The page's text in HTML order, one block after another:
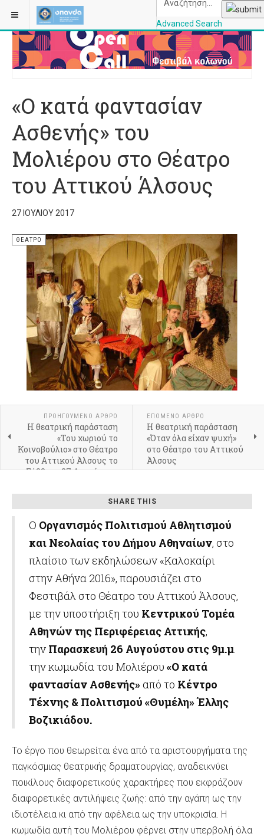
Advanced Search
ΒΡΊΣΚΕΣΤΕ ΕΔΏ: ΑΡΧΙΚΉ
«Ο κατά φαντασίαν
Ασθενής» του
Μολιέρου στο Θέατρο
του Αττικού Άλσους
27 ΙΟΥΛΊΟΥ 2017
ΘΈΑΤΡΟ
ΠΡΟΗΓΟΎΜΕΝΟ ΆΡΘΡΟ
Η θεατρική παράσταση
«Του χωριού το
Κοινοβούλιο» στο Θέατρο
του Αττικού Άλσους το
Σάββατο 27 Αυγούστου
ΕΠΌΜΕΝΟ ΆΡΘΡΟ
Η θεατρική παράσταση
«Όταν όλα είχαν ψυχή»
στο Θέατρο του Αττικού
Άλσους
SHARE THIS
O Οργανισμός Πολιτισμού Αθλητισμού
και Νεολαίας του Δήμου Αθηναίων, στο
πλαίσιο των εκδηλώσεων «Καλοκαίρι
στην Αθήνα 2016», παρουσιάζει στο
Φεστιβάλ στο Θέατρο του Αττικού Άλσους,
με την υποστήριξη του Κεντρικού Τομέα
Αθηνών της Περιφέρειας Αττικής,
την Παρασκευή 26 Αυγούστου στις 9μ.μ.
την κωμωδία του Μολιέρου «Ο κατά
φαντασίαν Ασθενής»από το Κέντρο
Τέχνης & Πολιτισμού «Θυμέλη» Έλλης
Βοζικιάδου.
Το έργο που θεωρείται ένα από τα αριστουργήματα της
παγκόσμιας θεατρικής δραματουργίας, αναδεικνύει
ποικίλους διαφορετικούς χαρακτήρες που εκφράζουν
διαφορετικές αντιλήψεις ζωής: από την αγάπη ως την
ιδιοτέλεια κι από την αφέλεια ως την υποκρισία. Η
κωμωδία αυτή του Μολιέρου φέρνει στην υπερβολή όλα